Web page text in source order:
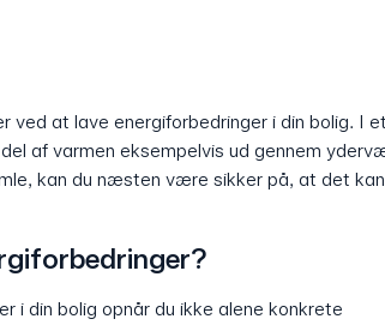
ved at lave energiforbedringer i din bolig. I et
af varmen eksempelvis ud gennem
kan du næsten være sikker på, at det
i din bolig opnår du ikke alene konkrete